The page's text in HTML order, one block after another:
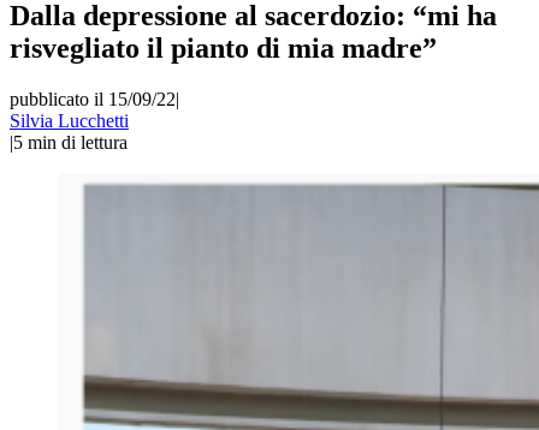
Dalla depressione al sacerdozio: “mi ha
risvegliato il pianto di mia madre”
pubblicato il 15/09/22|
Silvia Lucchetti
|5 min di lettura